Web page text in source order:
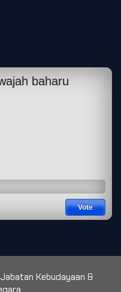
baharu
Kebudayaan &